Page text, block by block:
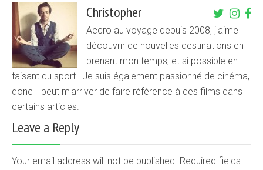
Christopher
Accro au voyage depuis 2008, j'aime
découvrir de nouvelles destinations en
prenant mon temps, et si possible en
faisant du sport ! Je suis également passionné de cinéma,
donc il peut m'arriver de faire référence à des films dans
certains articles.
Leave a Reply
Your email address will not be published. Required fields